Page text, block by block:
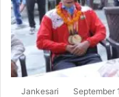
Jankesari September